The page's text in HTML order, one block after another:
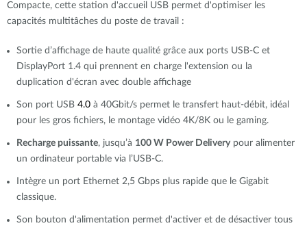
Compacte, cette station d'accueil USB permet d'optimiser les
capacités multitâches du poste de travail :
Sortie d’affichage de haute qualité grâce aux ports USB-C et
DisplayPort 1.4 qui prennent en charge l'extension ou la
duplication d'écran avec double affichage
Son port USB 4.0 à 40Gbit/s permet le transfert haut-débit, idéal
pour les gros fichiers, le montage vidéo 4K/8K ou le gaming.
Recharge puissante, jusqu’à 100 W Power Delivery pour alimenter
un ordinateur portable via l’USB-C.
Intègre un port Ethernet 2,5 Gbps plus rapide que le Gigabit
classique.
Son bouton d'alimentation permet d'activer et de désactiver tous